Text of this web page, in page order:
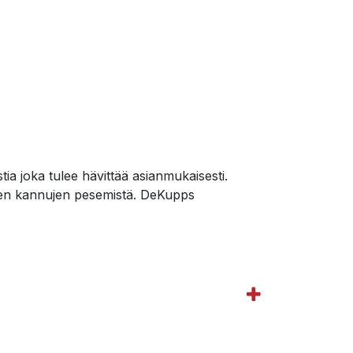
joka tulee hävittää asianmukaisesti.
kannujen pesemistä. DeKupps